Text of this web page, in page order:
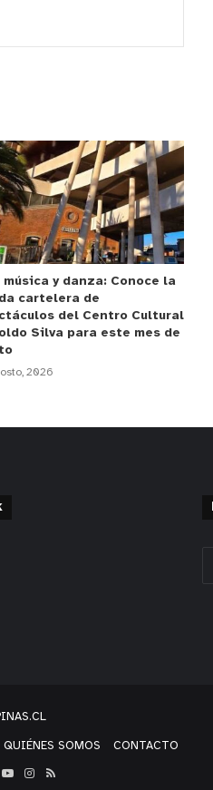
música y danza: Conoce la
cartelera de
del Centro Cultural
Silva para este mes de
2026
QUIÉNES SOMOS CONTACTO